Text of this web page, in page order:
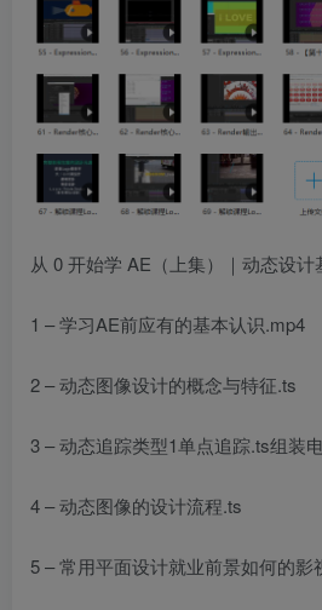
从 0 开始学 AE（上集）｜动态设计
1 – 学习AE前应有的基本认识.mp4
2 – 动态图像设计的概念与特征.ts
3 – 动态追踪类型1单点追踪.ts组装
4 – 动态图像的设计流程.ts
5 – 常用平面设计就业前景如何的影